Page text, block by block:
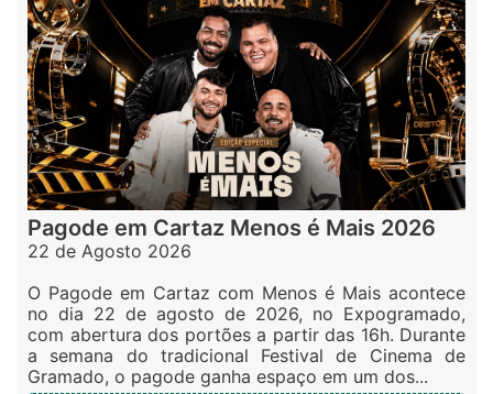
Pagode em Cartaz Menos é Mais 2026
22 de Agosto 2026
O Pagode em Cartaz com Menos é Mais acontece
no dia 22 de agosto de 2026, no Expogramado,
com abertura dos portões a partir das 16h. Durante
a semana do tradicional Festival de Cinema de
Gramado, o pagode ganha espaço em um dos...